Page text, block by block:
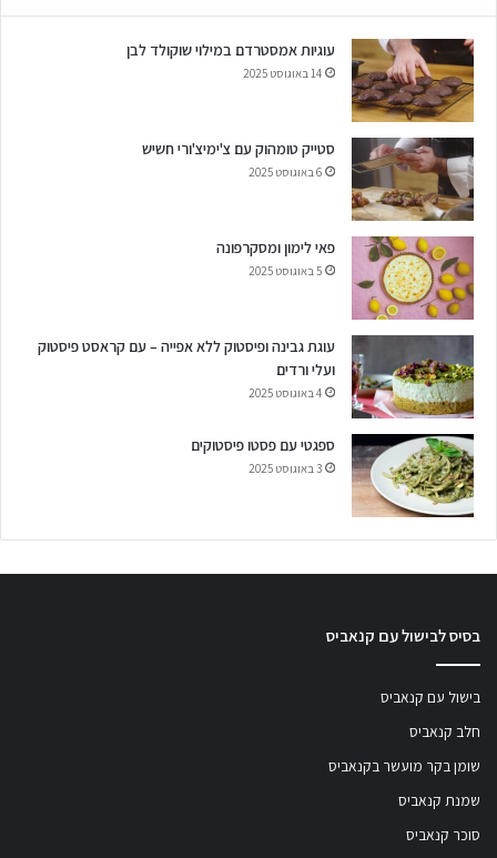
עוגיות אמסטרדם במילוי שוקולד לבן
14 באוגוסט 2025
סטייק טומהוק עם צ'ימיצ'ורי חשיש
6 באוגוסט 2025
פאי לימון ומסקרפונה
5 באוגוסט 2025
עוגת גבינה ופיסטוק ללא אפייה – עם קראסט פיסטוק
ועלי ורדים
4 באוגוסט 2025
ספגטי עם פסטו פיסטוקים
3 באוגוסט 2025
בסיס לבישול עם קנאביס
בישול עם קנאביס
חלב קנאביס
שומן בקר מועשר בקנאביס
שמנת קנאביס
סוכר קנאביס